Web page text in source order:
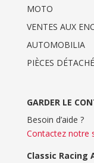
MOTO
VENTES AUX
AUTOMOBILIA
PIÈCES
GARDER LE
Besoin d’aide ?
Contactez notre
Classic Racing